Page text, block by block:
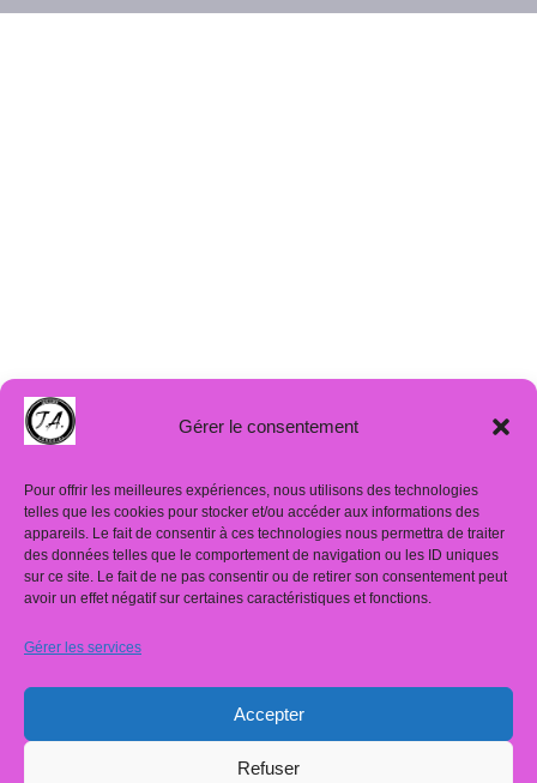
Gérer le consentement
Pour offrir les meilleures expériences, nous utilisons des technologies
telles que les cookies pour stocker et/ou accéder aux informations des
appareils. Le fait de consentir à ces technologies nous permettra de traiter
des données telles que le comportement de navigation ou les ID uniques
sur ce site. Le fait de ne pas consentir ou de retirer son consentement peut
avoir un effet négatif sur certaines caractéristiques et fonctions.
Gérer les services
Accepter
Refuser
Mentions légales
Politique de confidentialité
Résumé de la ligne éditoriale
Politique de cookies (UE)